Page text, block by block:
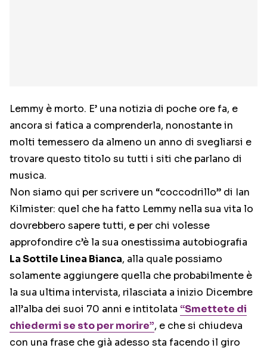
Lemmy è morto. E’ una notizia di poche ore fa, e
ancora si fatica a comprenderla, nonostante in
molti temessero da almeno un anno di svegliarsi e
trovare questo titolo su tutti i siti che parlano di
musica.
Non siamo qui per scrivere un “coccodrillo” di Ian
Kilmister: quel che ha fatto Lemmy nella sua vita lo
dovrebbero sapere tutti, e per chi volesse
approfondire c’è la sua onestissima autobiografia
La Sottile Linea Bianca, alla quale possiamo
solamente aggiungere quella che probabilmente è
la sua ultima intervista, rilasciata a inizio Dicembre
all’alba dei suoi 70 anni e intitolata “Smettete di
chiedermi se sto per morire”, e che si chiudeva
con una frase che già adesso sta facendo il giro